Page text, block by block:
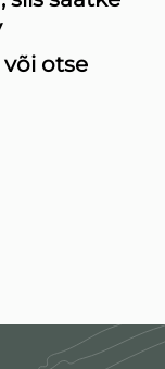
otse